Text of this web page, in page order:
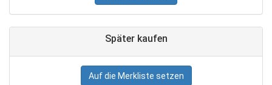
Später kaufen
Auf die Merkliste setzen